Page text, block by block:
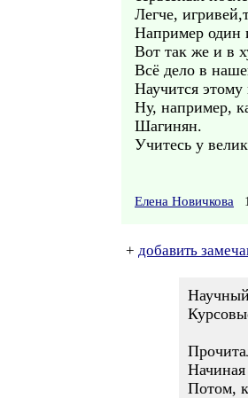
Легче,
Например один
Вот так же и в
Всё дело в
Научится
Ну, например,
Шагинян.
Учитесь у
Елена Новичкова
+ добавить
Начиная
Потом,